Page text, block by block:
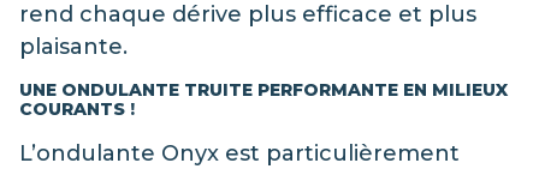
rend chaque dérive plus efficace et plus
plaisante.
UNE ONDULANTE TRUITE PERFORMANTE EN MILIEUX
COURANTS !
L’ondulante Onyx est particulièrement